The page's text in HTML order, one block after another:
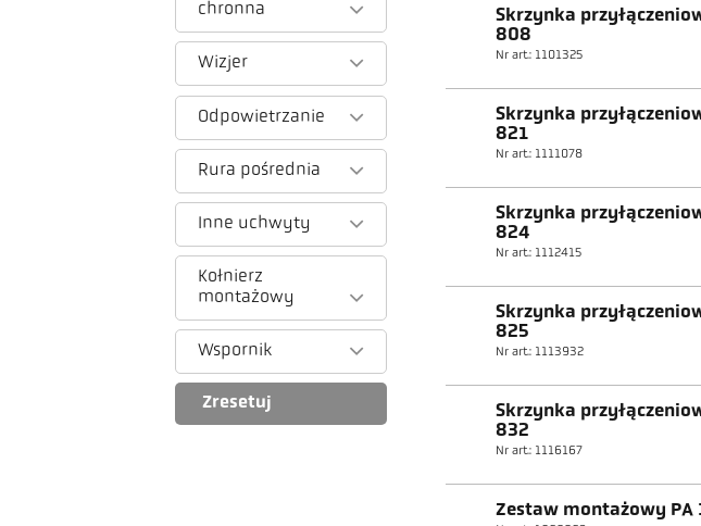
chronna
Wizjer
Odpowietrzanie
Rura pośrednia
Inne uchwyty
Kołnierz
montażowy
Wspornik
Zresetuj
Skrzynka
808
Nr art.: 1101325
Skrzynka
821
Nr art.: 1111078
Skrzynka
824
Nr art.: 1112415
Skrzynka
825
Nr art.: 1113932
Skrzynka
832
Nr art.: 1116167
Zestaw montażowy